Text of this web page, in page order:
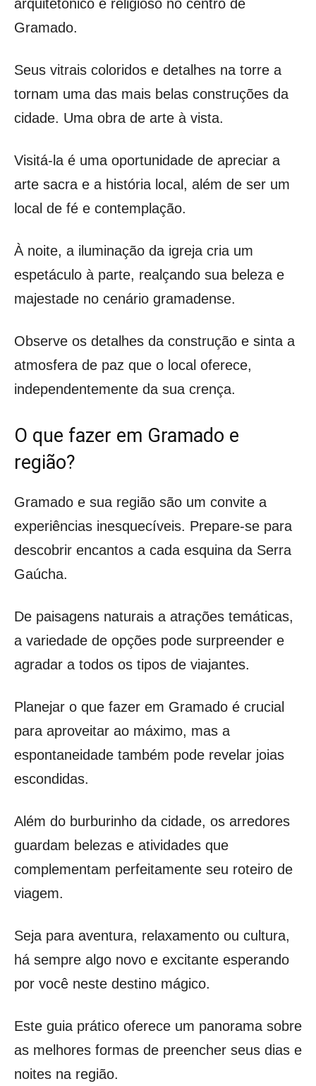
arquitetônico e religioso no centro de
Gramado.
Seus vitrais coloridos e detalhes na torre a
tornam uma das mais belas construções da
cidade. Uma obra de arte à vista.
Visitá-la é uma oportunidade de apreciar a
arte sacra e a história local, além de ser um
local de fé e contemplação.
À noite, a iluminação da igreja cria um
espetáculo à parte, realçando sua beleza e
majestade no cenário gramadense.
Observe os detalhes da construção e sinta a
atmosfera de paz que o local oferece,
independentemente da sua crença.
O que fazer em Gramado e
região?
Gramado e sua região são um convite a
experiências inesquecíveis. Prepare-se para
descobrir encantos a cada esquina da Serra
Gaúcha.
De paisagens naturais a atrações temáticas,
a variedade de opções pode surpreender e
agradar a todos os tipos de viajantes.
Planejar o que fazer em Gramado é crucial
para aproveitar ao máximo, mas a
espontaneidade também pode revelar joias
escondidas.
Além do burburinho da cidade, os arredores
guardam belezas e atividades que
complementam perfeitamente seu roteiro de
viagem.
Seja para aventura, relaxamento ou cultura,
há sempre algo novo e excitante esperando
por você neste destino mágico.
Este guia prático oferece um panorama sobre
as melhores formas de preencher seus dias e
noites na região.